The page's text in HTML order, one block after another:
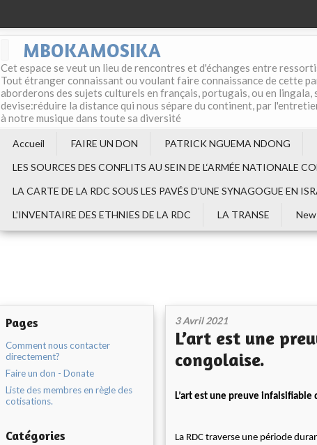
MBOKAMOSIKA
Cet espace se veut un lieu de rencontres et d'échanges entre
Tout étranger connaissant ou voulant faire connaissance de cette
aborderons des sujets culturels en français, portugais, ou en
devise:réduire la distance qui nous sépare du continent, par
à notre musique dans toute sa diversité
Accueil FAIRE UN DON
PATRICK NGUEMA NDONG
LES SOURCES DES CONFLITS AU SEIN DE L‘ARMÉE NATIONALE
LA CARTE DE LA RDC SOUS LES PAVÉS D'UNE SYNAGOGUE EN
L'INVENTAIRE DES ETHNIES DE LA RDC
LA TRANSE
Pages
Comment nous contacter
directement?
Faire un don - Donate
Liste des membres en règle des
cotisations.
Catégories
3 Avril 2021
L’art est une
congolaise.
L’art est une preuve infalsifiable
La RDC traverse une période